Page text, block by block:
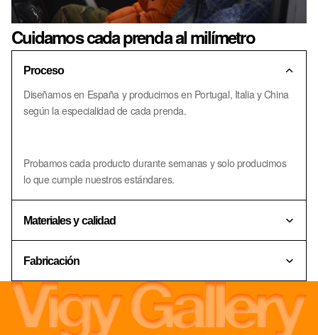
Cuidamos cada prenda al milímetro
Proceso
Diseñamos en España y producimos en Portugal, Italia y China
según la especialidad de cada prenda.
Probamos cada producto durante semanas y solo producimos
lo que cumple nuestros estándares.
Materiales y calidad
Fabricación